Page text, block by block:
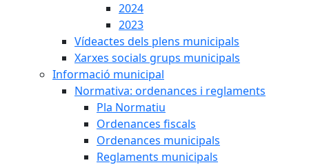
2024
2023
Vídeactes dels plens municipals
Xarxes socials grups municipals
Informació municipal
Normativa: ordenances i reglaments
Pla Normatiu
Ordenances fiscals
Ordenances municipals
Reglaments municipals